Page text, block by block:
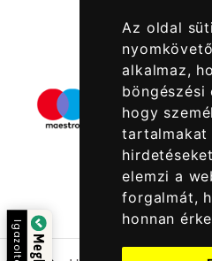
Az oldal
alkalmaz,
böngészési
hogy
tartalmakat
elemzi a
forgalmát,
honnan
Igazolta: